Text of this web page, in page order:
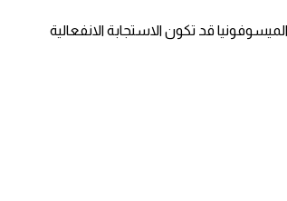
قد تكون الاستجابة الانفعالية